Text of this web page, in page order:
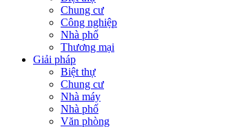
Chung cư
Công nghiệp
Nhà phố
Thương mại
Giải pháp
Biệt thự
Chung cư
Nhà máy
Nhà phố
Văn phòng